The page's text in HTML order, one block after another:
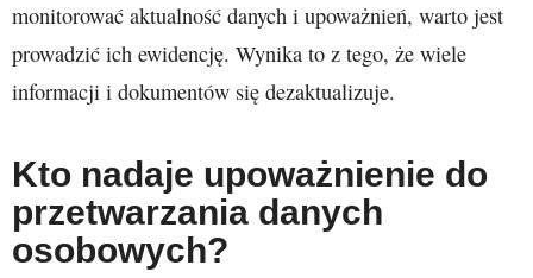
monitorować aktualność danych i upoważnień, warto jest
prowadzić ich ewidencję. Wynika to z tego, że wiele
informacji i dokumentów się dezaktualizuje.
Kto nadaje upoważnienie do
przetwarzania danych
osobowych?